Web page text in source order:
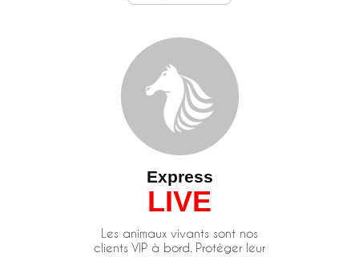
Express
LIVE
Les animaux vivants sont nos
clients VIP à bord. Protéger leur